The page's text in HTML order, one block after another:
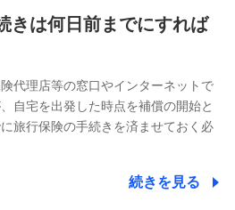
きは何日前までにすれば
代理店等の窓口やインターネットで
自宅を出発した時点を補償の開始と
旅行保険の手続きを済ませておく必
続きを見る